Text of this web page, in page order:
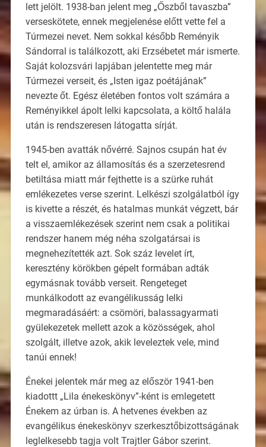
lett jelölt. 1938-ban jelent meg „Őszből tavaszba”
verseskötete, ennek megjelenése előtt vette fel a
Túrmezei nevet. Nem sokkal később Reményik
Sándorral is találkozott, aki Erzsébetet már ismerte.
Saját kolozsvári lapjában jelentette meg már
Túrmezei verseit, és „Isten igaz poétájának”
nevezte őt. Egész életében fontos volt számára a
Reményikkel ápolt lelki kapcsolata, a költő halála
után is rendszeresen látogatta sírját.
1945-ben avatták nővérré. Sajnos csupán hat év
telt el, amikor az államosítás és a szerzetesrend
betiltása miatt már fejthette is a szürke ruhát
emlékezetes verse szerint. Lelkészi szolgálatból így
is kivette a részét, és hatalmas munkát végzett, bár
a visszaemlékezések szerint nem csak a politikai
rendszer hanem még néha szolgatársai is
megnehezítették azt. Sok száz levelet írt,
keresztény körökben gépelt formában adták
egymásnak tovább verseit. Rengeteget
munkálkodott az evangélikusság lelki
megmaradásáért: a csömöri, balassagyarmati
gyülekezetek mellett azok a közösségek, ahol
szolgált, illetve azok, akik leveleztek vele, mind
tanúi ennek!
Énekei jelentek már meg az először 1941-ben
kiadottt „Lila énekeskönyv”-ként is emlegetett
Énekem az úrban is. A hetvenes években az
evangélikus énekeskönyv szerkesztőbizottságának
leglelkesebb tagja volt Trajtler Gábor szerint.